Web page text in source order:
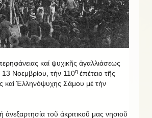
καί ψυχικῆς ἀγαλλιάσεως
13 Νοεμβρίου, τήν 110η ἐπέτειο τῆς
καί Ἑλληνόψυχης Σάμου μέ τήν
τοῦ ἀκριτικοῦ μας νησιοῦ